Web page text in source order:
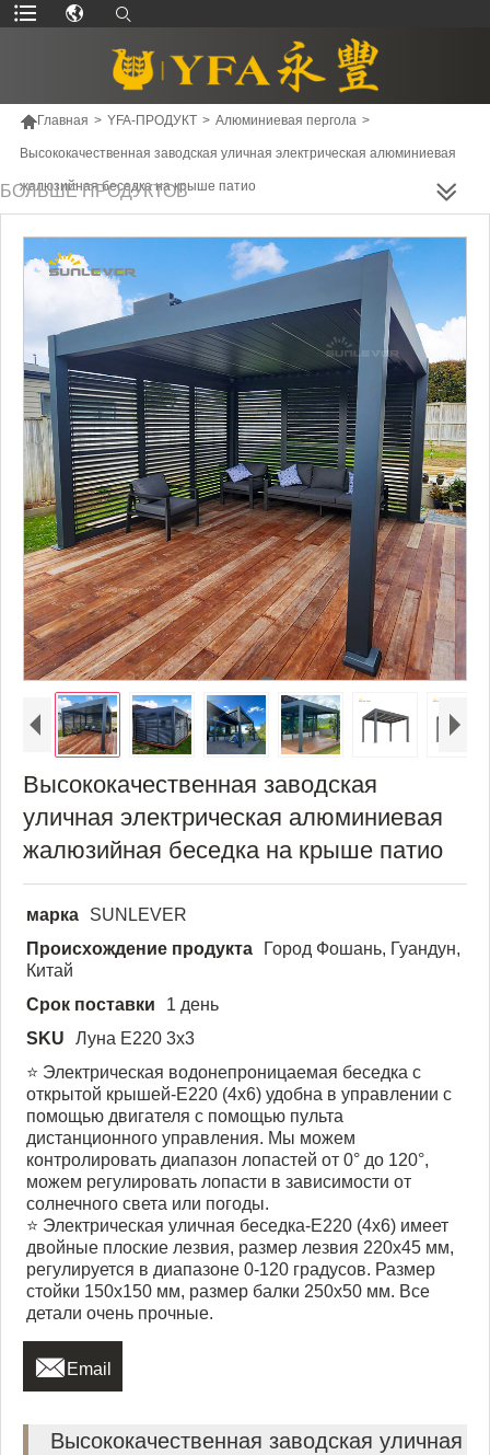
Главная > YFA-ПРОДУКТ > Алюминиевая пергола >
Высококачественная заводская уличная электрическая алюминиевая
жалюзийная беседка на крыше патио
БОЛЬШЕ ПРОДУКТОВ
Высококачественная заводская
уличная электрическая алюминиевая
жалюзийная беседка на крыше патио
марка
SUNLEVER
Происхождение продукта
Город Фошань, Гуандун,
Китай
Срок поставки
1 день
SKU
Луна Е220 3х3
⭐ Электрическая водонепроницаемая беседка с
открытой крышей-E220 (4x6) удобна в управлении с
помощью двигателя с помощью пульта
дистанционного управления. Мы можем
контролировать диапазон лопастей от 0° до 120°,
можем регулировать лопасти в зависимости от
солнечного света или погоды.
⭐ Электрическая уличная беседка-E220 (4x6) имеет
двойные плоские лезвия, размер лезвия 220x45 мм,
регулируется в диапазоне 0-120 градусов. Размер
стойки 150x150 мм, размер балки 250x50 мм. Все
детали очень прочные.
 Email
Высококачественная заводская уличная